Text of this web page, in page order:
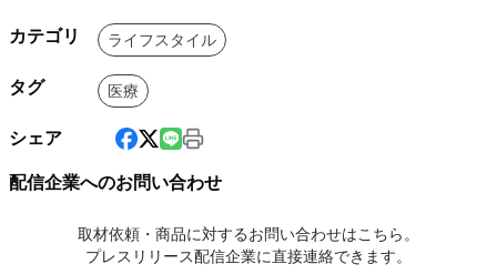
カテゴリ ライフスタイル
タグ 医療
シェア
配信企業へのお問い合わせ
取材依頼・商品に対するお問い合わせはこちら。
プレスリリース配信企業に直接連絡できます。